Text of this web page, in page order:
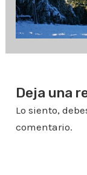
Deja una
Lo siento,
comentario.